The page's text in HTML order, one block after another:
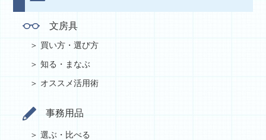
文房具
買い方・選び方
知る・まなぶ
オススメ活用術
事務用品
選ぶ・比べる